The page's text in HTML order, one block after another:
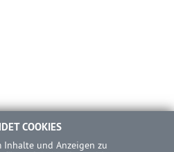
COOKIES
Inhalte und Anzeigen zu